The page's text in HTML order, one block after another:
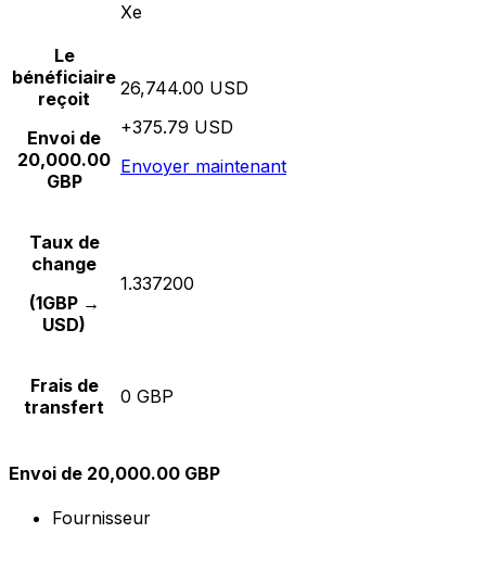
Xe
Le
bénéficiaire
reçoit
Envoi de
20,000.00
GBP
26,744.00 USD
+375.79 USD
Envoyer maintenant
Taux de
change
(1GBP →
USD)
1.337200
Frais de
transfert
0 GBP
Envoi de 20,000.00 GBP
Fournisseur